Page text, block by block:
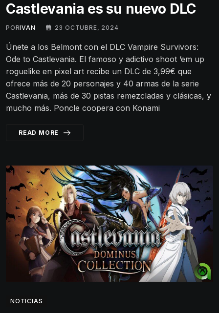
Castlevania es su nuevo DLC
PORIVAN 23 OCTUBRE, 2024
Únete a los Belmont con el DLC Vampire Survivors:
Ode to Castlevania. El famoso y adictivo shoot ‘em up
roguelike en pixel art recibe un DLC de 3,99€ que
ofrece más de 20 personajes y 40 armas de la serie
Castlevania, más de 30 pistas remezcladas y clásicas, y
mucho más. Poncle coopera con Konami
READ MORE
NOTICIAS